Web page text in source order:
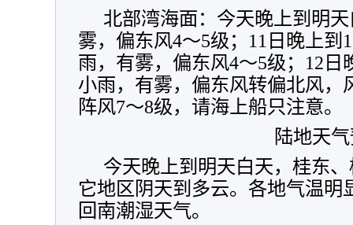
北部湾海面：今天晚上到明
雾，偏东风4～5级；11日晚上到
雨，有雾，偏东风4～5级；12日
小雨，有雾，偏东风转偏北风，
阵风7～8级，请海上船只注意。
陆地天
今天晚上到明天白天，桂东
它地区阴天到多云。各地气温明
回南潮湿天气。